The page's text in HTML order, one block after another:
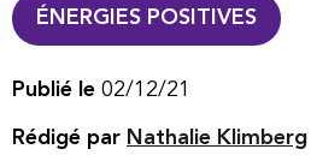
ÉNERGIES POSITIVES
Publié le 02/12/21
Rédigé par Nathalie Klimberg